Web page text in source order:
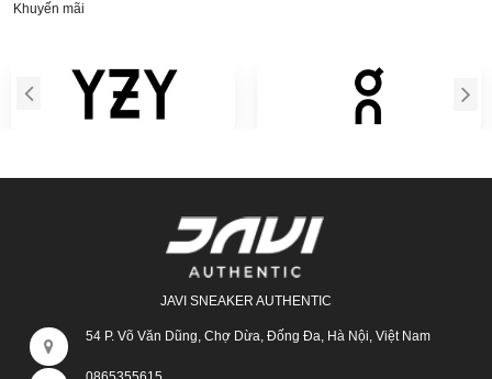
Khuyến mãi
JAVI SNEAKER AUTHENTIC
54 P. Võ Văn Dũng, Chợ Dừa, Đống Đa, Hà Nội, Việt Nam